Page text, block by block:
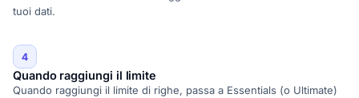
tuoi dati.
4
Quando raggiungi il limite
Quando raggiungi il limite di righe, passa a Essentials (o Ultimate)